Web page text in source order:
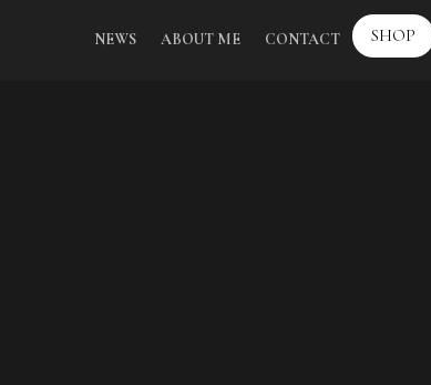
NEWS
ABOUT ME CONTACT SHOP